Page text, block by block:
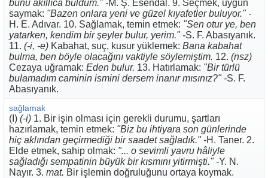
bunu akıllıca buldum." -M. Ş. Esendal. 9. Seçmek, uygun
saymak: "Bazen onlara yeni ve güzel kıyafetler buluyor." -
H. E. Adıvar. 10. Sağlamak, temin etmek: "Sen otur ye, ben
yatarken, kendim bir şeyler bulur, yerim." -S. F. Abasıyanık.
11. (-i, -e) Kabahat, suç, kusur yüklemek: Bana kabahat
bulma, ben böyle olacağını vaktiyle söylemiştim. 12. (nsz)
Cezaya uğramak: Eden bulur. 13. Hatırlamak: "Bir türlü
bulamadım caminin ismini dersem inanır mısınız?" -S. F.
Abasıyanık.
sağlamak
(I) (-i) 1. Bir işin olması için gerekli durumu, şartları
hazırlamak, temin etmek: "Biz bu ihtiyara son günlerinde
hiç aklından geçirmediği bir saadet sağladık." -H. Taner. 2.
Elde etmek, sahip olmak: "... o sevimli yavru hâliyle
sağladığı sempatinin büyük bir kısmını yitirmişti." -Y. N.
Nayır. 3. mat. Bir işlemin doğruluğunu ortaya koymak.